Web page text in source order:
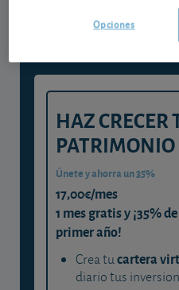
y consigue que
para ti
HAZ CRECER
PATRIMONIO
Únete y ahorra un 35%
17,00€/mes
1 mes gratis y ¡35%
primer año!
Crea tucartera
diario tus
Opciones